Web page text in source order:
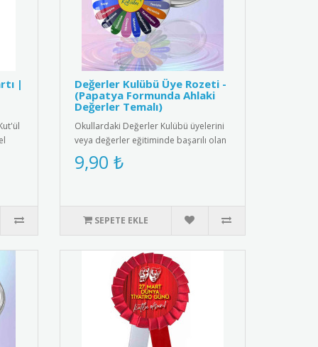
|
Değerler Kulübü Üye Rozeti -
(Papatya Formunda Ahlaki
Değerler Temalı)
Okullardaki Değerler Kulübü üyelerini
veya değerler eğitiminde başarılı olan
öğrencileri ödüllendirm..
9,90 ₺
SEPETE EKLE